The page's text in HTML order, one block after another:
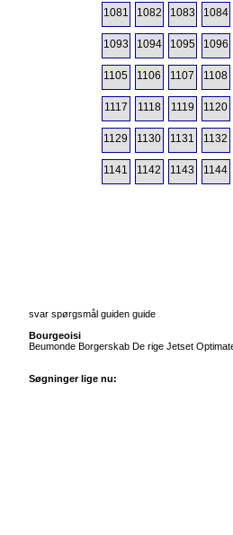
1081 1082 1083 1084
1093 1094 1095 1096
1105 1106 1107 1108
1117 1118 1119 1120
1129 1130 1131 1132
1141 1142 1143 1144
svar spørgsmål guiden guide
Bourgeoisi
Beumonde Borgerskab De rige Jetset
Søgninger lige nu: